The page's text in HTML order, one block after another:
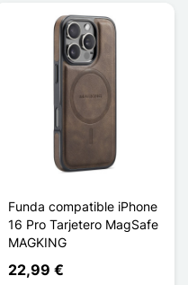
Funda compatible iPhone
16 Pro Tarjetero MagSafe
MAGKING
22,99 €